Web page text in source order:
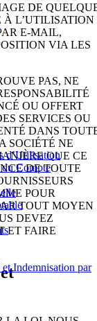
d’Utilisation
Compte
Indemnisation par
DE
À L’UTILISATION
E-MAIL,
VIA LES
PAS, NE
OU OFFERT
SERVICES OU
DANS
SOCIÉTÉ NE
QUE CE
DE TOUTE
POUR
TOUT MOYEN
DEVEZ
ET FAIRE